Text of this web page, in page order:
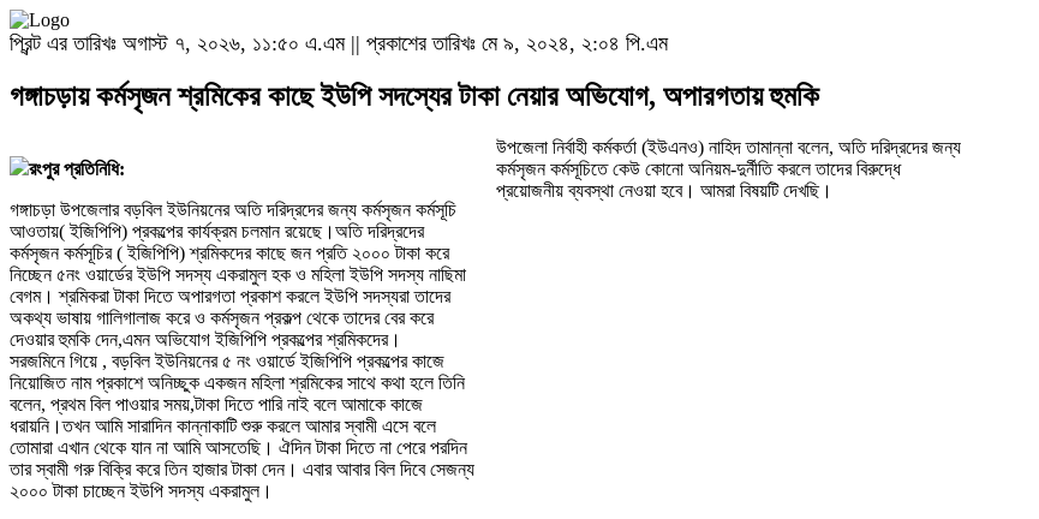
প্রিন্ট এর তারিখঃ অগাস্ট ৭, ২০২৬, ১১:৫০ এ.এম || প্রকাশের তারিখঃ মে ৯, ২০২৪, ২:০৪ পি.এম
গঙ্গাচড়ায় কর্মসৃজন শ্রমিকের কাছে ইউপি সদস্যের টাকা নেয়ার অভিযোগ, অপারগতায় হুমকি
রংপুর প্রতিনিধি:
গঙ্গাচড়া উপজেলার বড়বিল ইউনিয়নের অতি দরিদ্রদের জন্য কর্মসৃজন কর্মসূচি
আওতায়( ইজিপিপি) প্রকল্পের কার্যক্রম চলমান রয়েছে।অতি দরিদ্রদের
কর্মসৃজন কর্মসূচির ( ইজিপিপি) শ্রমিকদের কাছে জন প্রতি ২০০০ টাকা করে
নিচ্ছেন ৫নং ওয়ার্ডের ইউপি সদস্য একরামুল হক ও মহিলা ইউপি সদস্য নাছিমা
বেগম। শ্রমিকরা টাকা দিতে অপারগতা প্রকাশ করলে ইউপি সদস্যরা তাদের
অকথ্য ভাষায় গালিগালাজ করে ও কর্মসৃজন প্রকল্প থেকে তাদের বের করে
দেওয়ার হুমকি দেন,এমন অভিযোগ ইজিপিপি প্রকল্পের শ্রমিকদের।
সরজমিনে গিয়ে , বড়বিল ইউনিয়নের ৫ নং ওয়ার্ডে ইজিপিপি প্রকল্পের কাজে
নিয়োজিত নাম প্রকাশে অনিচ্ছুক একজন মহিলা শ্রমিকের সাথে কথা হলে তিনি
বলেন, প্রথম বিল পাওয়ার সময়,টাকা দিতে পারি নাই বলে আমাকে কাজে
ধরায়নি।তখন আমি সারাদিন কান্নাকাটি শুরু করলে আমার স্বামী এসে বলে
তোমারা এখান থেকে যান না আমি আসতেছি। ঐদিন টাকা দিতে না পেরে পরদিন
তার স্বামী গরু বিক্রি করে তিন হাজার টাকা দেন। এবার আবার বিল দিবে সেজন্য
২০০০ টাকা চাচ্ছেন ইউপি সদস্য একরামুল।
উপজেলা নির্বাহী কর্মকর্তা (ইউএনও) নাহিদ তামান্না বলেন, অতি দরিদ্রদের জন্য
কর্মসৃজন কর্মসূচিতে কেউ কোনো অনিয়ম-দুর্নীতি করলে তাদের বিরুদ্ধে
প্রয়োজনীয় ব্যবস্থা নেওয়া হবে। আমরা বিষয়টি দেখছি।